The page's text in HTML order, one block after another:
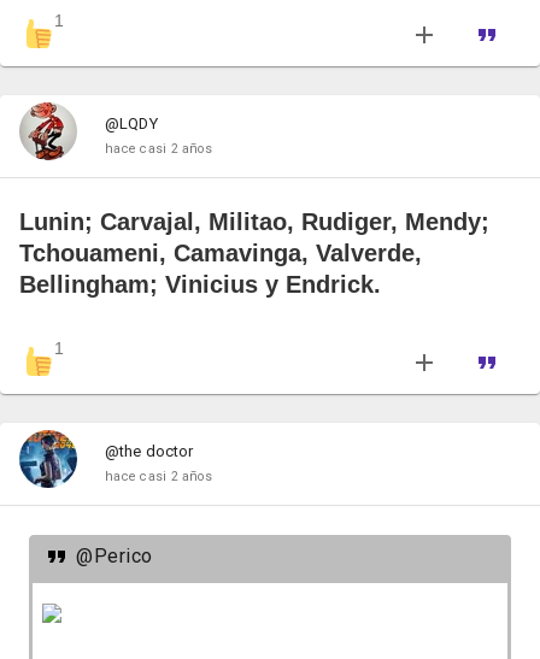
1
@LQDY
hace casi 2 años
Lunin; Carvajal, Militao, Rudiger, Mendy;
Tchouameni, Camavinga, Valverde,
Bellingham; Vinicius y Endrick.
1
@the doctor
hace casi 2 años
@Perico